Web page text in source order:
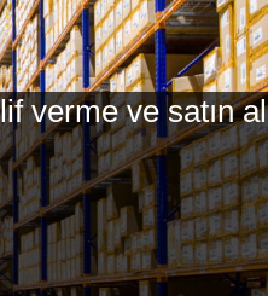
verme ve satın